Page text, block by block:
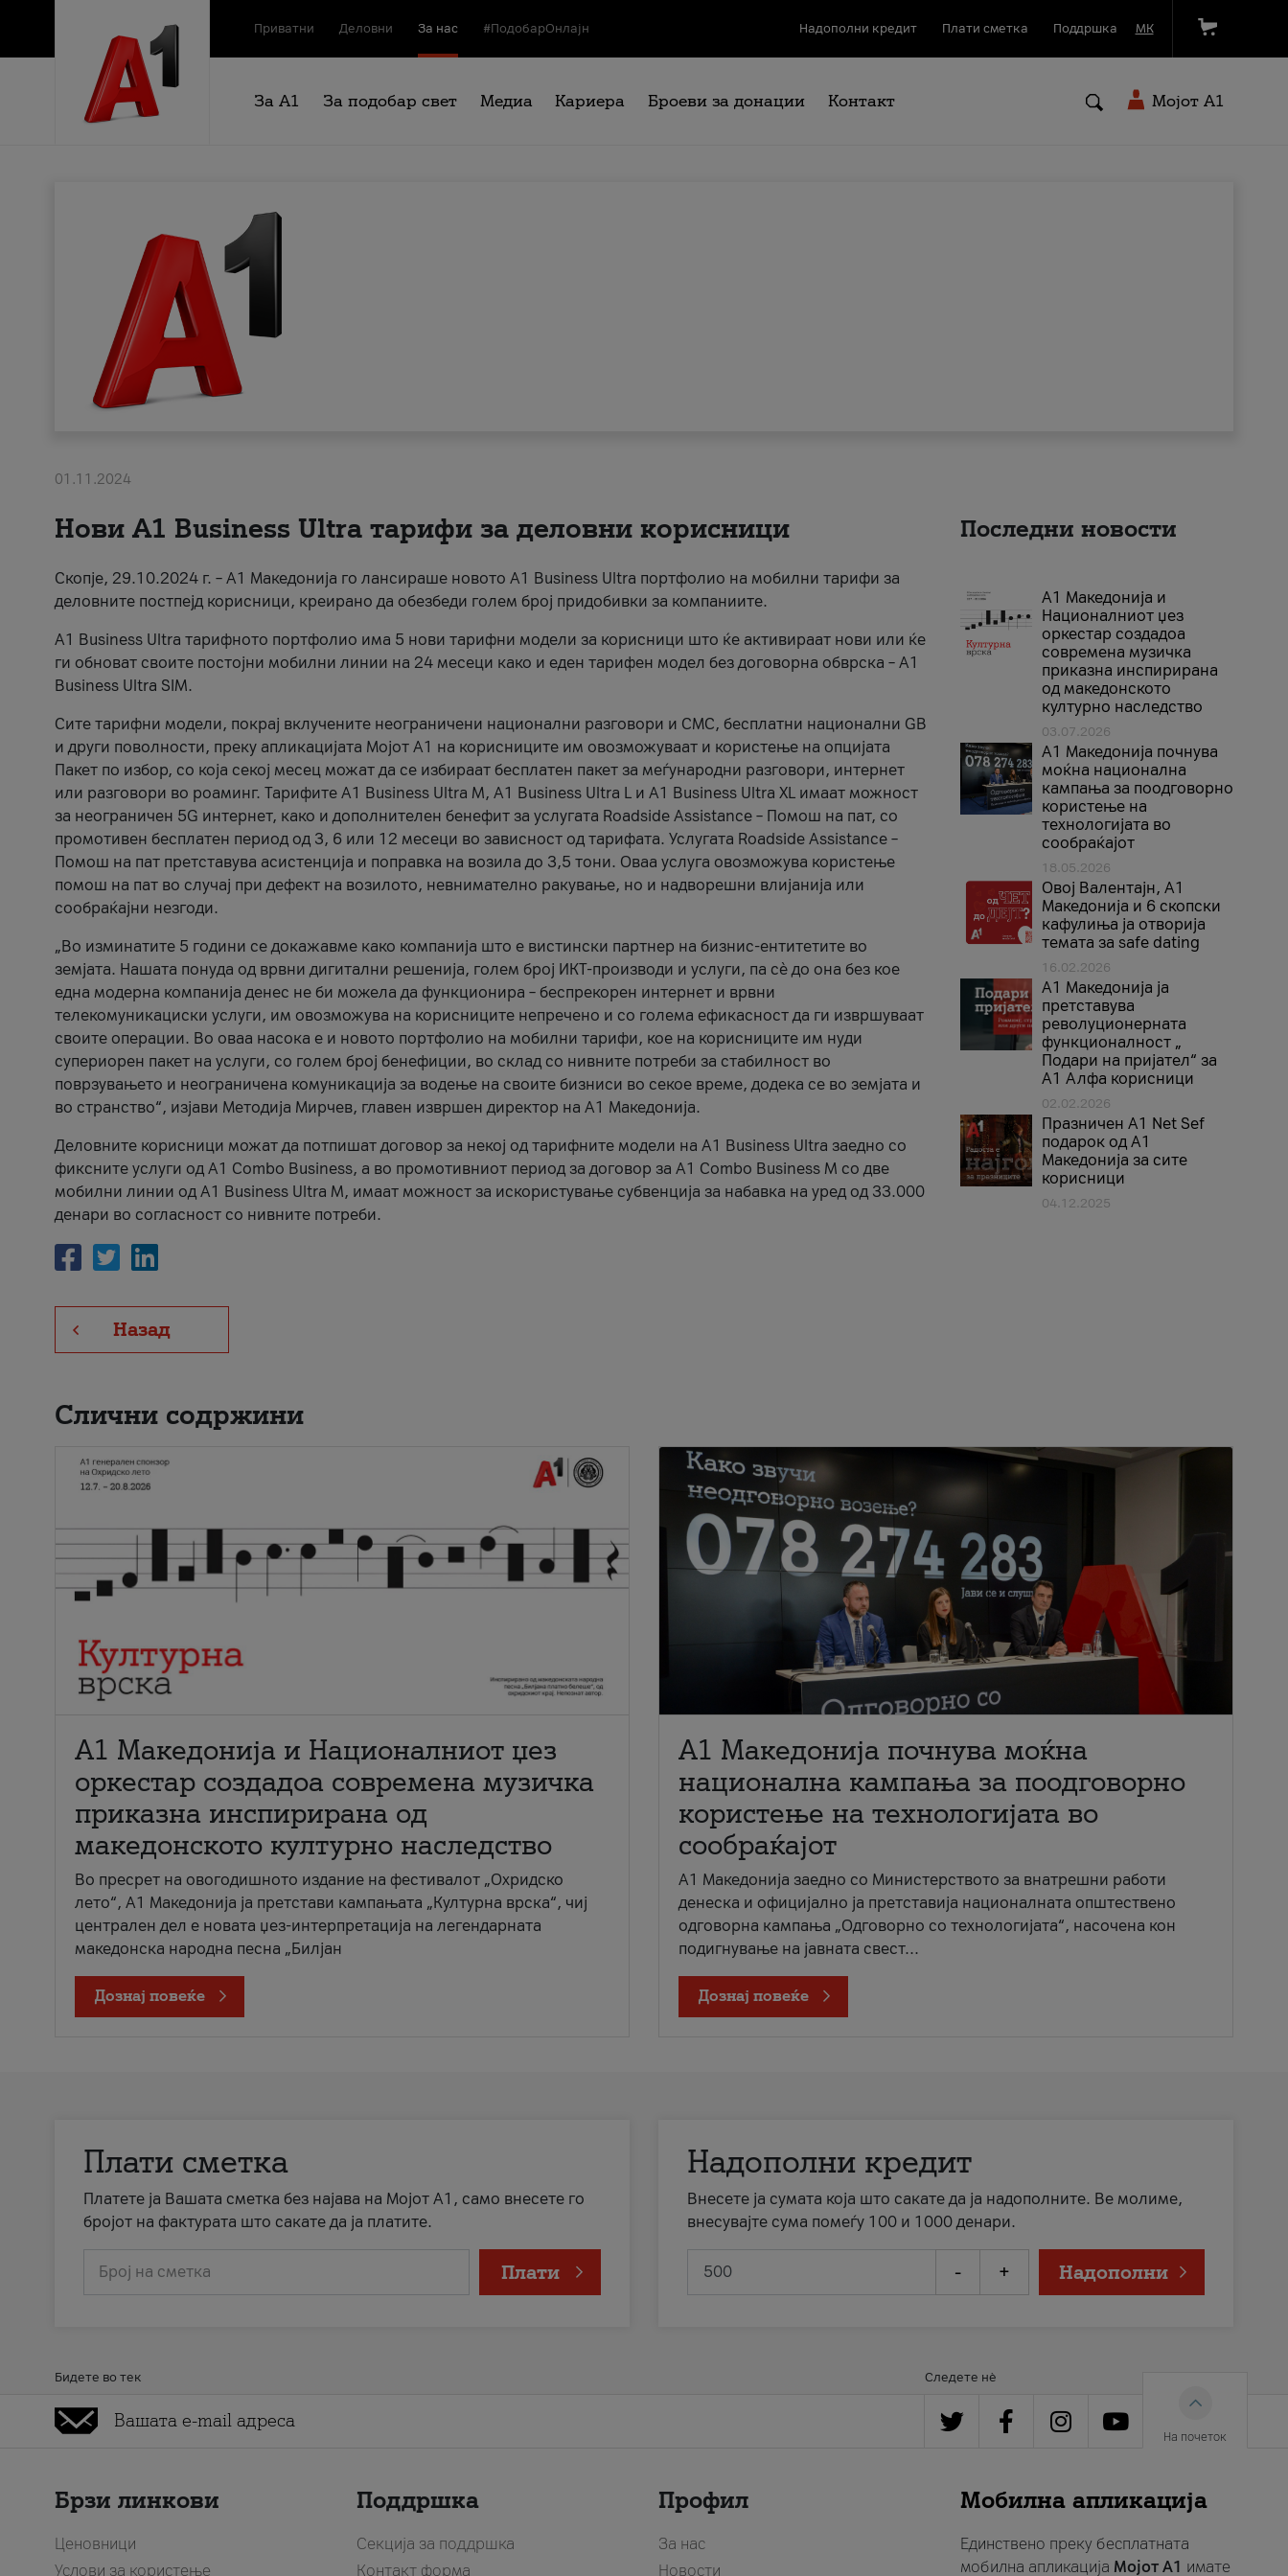
Приватни Деловни За нас #ПодобарОнлајн Надополни кредит Плати сметка Поддршка МК
За А1 За подобар свет Медиа Кариера Броеви за донации Контакт Мојот A1
01.11.2024
Нови А1 Business Ultra тарифи за деловни корисници
Скопје, 29.10.2024 г. – А1 Македонија го лансираше новото А1 Business Ultra портфолио на мобилни тарифи за
деловните постпејд корисници, креирано да обезбеди голем број придобивки за компаниите.
A1 Business Ultra тарифното портфолио има 5 нови тарифни модели за корисници што ќе активираат нови или ќе
ги обноват своите постојни мобилни линии на 24 месеци како и еден тарифен модел без договорна обврска – A1
Business Ultra SIM.
Сите тарифни модели, покрај вклучените неограничени национални разговори и СМС, бесплатни национални GB
и други поволности, преку апликацијата Мојот А1 на корисниците им овозможуваат и користење на опцијата
Пакет по избор, со која секој месец можат да се избираат бесплатен пакет за меѓународни разговори, интернет
или разговори во роаминг. Тарифите A1 Business Ultra M, A1 Business Ultra L и A1 Business Ultra XL имаат можност
за неограничен 5G интернет, како и дополнителен бенефит за услугата Roadside Assistance – Помош на пат, со
промотивен бесплатен период од 3, 6 или 12 месеци во зависност од тарифата. Услугата Roadside Assistance –
Помош на пат претставува асистенција и поправка на возила до 3,5 тони. Оваа услуга овозможува користење
помош на пат во случај при дефект на возилото, невнимателно ракување, но и надворешни влијанија или
сообраќајни незгоди.
„Во изминатите 5 години се докажавме како компанија што е вистински партнер на бизнис-ентитетите во
земјата. Нашата понуда од врвни дигитални решенија, голем број ИКТ-производи и услуги, па сè до она без кое
една модерна компанија денес не би можела да функционира – беспрекорен интернет и врвни
телекомуникациски услуги, им овозможува на корисниците непречено и со голема ефикасност да ги извршуваат
своите операции. Во оваа насока е и новото портфолио на мобилни тарифи, кое на корисниците им нуди
супериорен пакет на услуги, со голем број бенефиции, во склад со нивните потреби за стабилност во
поврзувањето и неограничена комуникација за водење на своите бизниси во секое време, додека се во земјата и
во странство“, изјави Методија Мирчев, главен извршен директор на А1 Македонија.
Деловните корисници можат да потпишат договор за некој од тарифните модели на A1 Business Ultra заедно со
фиксните услуги од A1 Combo Business, а во промотивниот период за договор за A1 Combo Business M со две
мобилни линии од A1 Business Ultra M, имаат можност за искористување субвенција за набавка на уред од 33.000
денари во согласност со нивните потреби.
Назад
Последни новости
А1 Македонија и
Националниот џез
оркестар создадоа
современа музичка
приказна инспирирана
од македонското
културно наследство
03.07.2026
A1 Македонија почнува
моќна национална
кампања за поодговорно
користење на
технологијата во
сообраќајот
18.05.2026
Овој Валентајн, A1
Македонија и 6 скопски
кафулиња ја отворија
темата за safe dating
16.02.2026
А1 Македонија ја
претставува
револуционерната
функционалност „
Подари на пријател“ за
А1 Алфа корисници
02.02.2026
Празничен A1 Net Sеf
подарок од А1
Македонија за сите
корисници
04.12.2025
Слични содржини
А1 Македонија и Националниот џез
оркестар создадоа современа музичка
приказна инспирирана од
македонското културно наследство
Во пресрет на овогодишното издание на фестивалот „Охридско
лето“, А1 Македонија ја претстави кампањата „Културна врска“, чиј
централен дел е новата џез-интерпретација на легендарната
македонска народна песна „Билјан
Дознај повеќе
A1 Македонија почнува моќна
национална кампања за поодговорно
користење на технологијата во
сообраќајот
A1 Македонија заедно со Министерството за внатрешни работи
денеска и официјално ја претставија националната општествено
одговорна кампања „Одговорно со технологијата“, насочена кон
подигнување на јавната свест...
Дознај повеќе
Плати сметка
Платете ја Вашата сметка без најава на Мојот А1, само внесете го
бројот на фактурата што сакате да ја платите.
Број на сметка Плати
Надополни кредит
Внесете ја сумата која што сакате да ја надополните. Ве молиме,
внесувајте сума помеѓу 100 и 1000 денари.
- + Надополни
Бидете во тек Следете нè
На почеток
Брзи линкови
Ценовници
Услови за користење
Поддршка
Секција за поддршка
Контакт форма
Профил
За нас
Новости
Мобилна апликација
Единствено преку бесплатната
мобилна апликација Мојот A1 имате